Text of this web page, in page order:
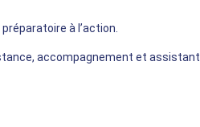
préparatoire à l’action.
, accompagnement et assistant